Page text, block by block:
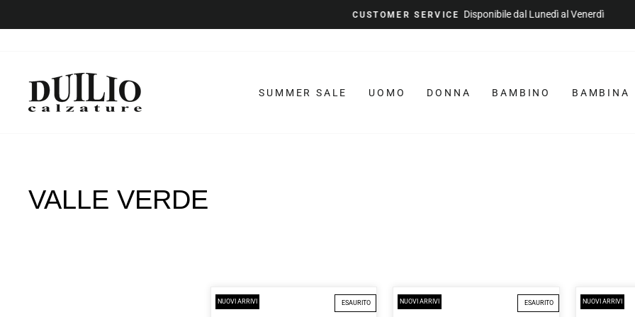
al
CUSTOMER SERVICE Disponibile dal Lunedì al Venerdì
SUMMER SALE UOMO DONNA BAMBINO BAMBINA
VALLE VERDE
NUOVI ARRIVI ESAURITO NUOVI ARRIVI ESAURITO NUOVI ARRIVI